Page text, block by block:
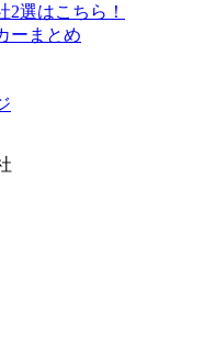
選はこちら！
ーまとめ